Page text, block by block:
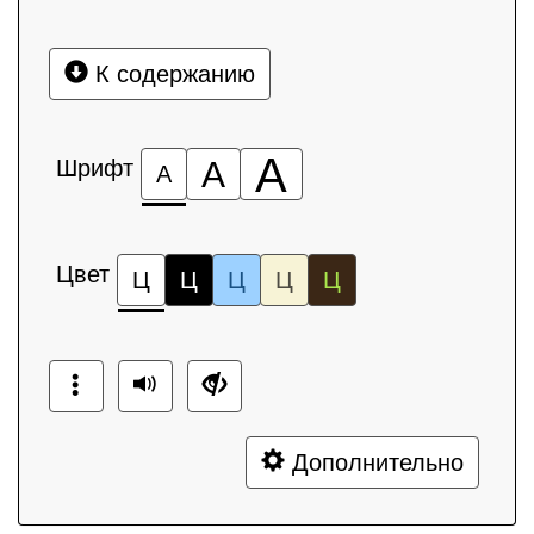
К содержанию
Шрифт А А А
Цвет Ц Ц Ц Ц Ц
Дополнительно